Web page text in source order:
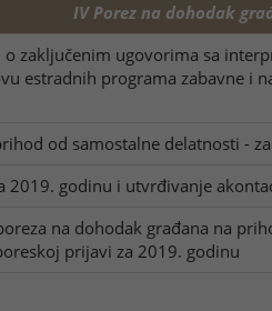
IV Porez na dohodak
o zaključenim ugovorima sa
estradnih programa zabavne i
od samostalne delatnosti -
2019. godinu i utvrđivanje
na dohodak građana na
prijavi za 2019. godinu